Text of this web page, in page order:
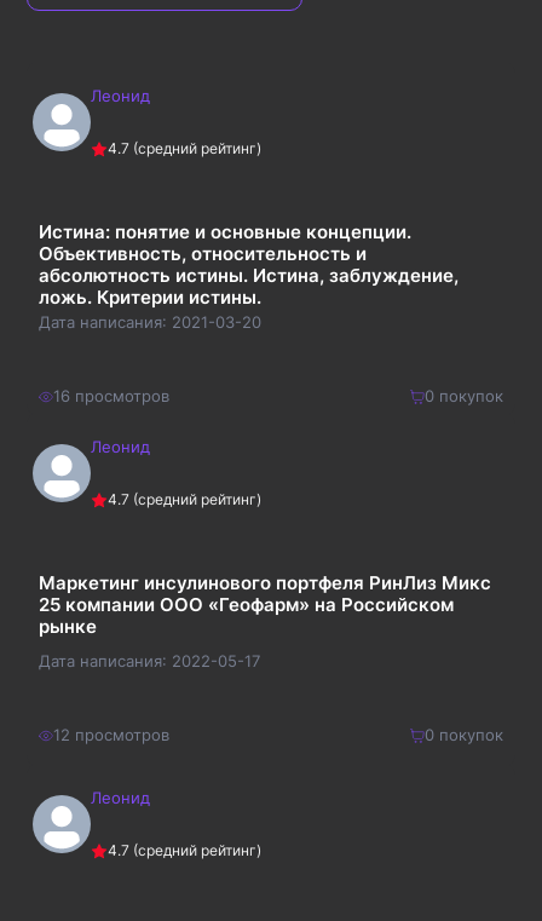
Леонид
4.7 (средний рейтинг)
Истина: понятие и основные концепции.
Объективность, относительность и
абсолютность истины. Истина, заблуждение,
ложь. Критерии истины.
Дата написания: 2021-03-20
16 просмотров 0покупок
250 ₽
Леонид
4.7 (средний рейтинг)
Маркетинг инсулинового портфеля РинЛиз Микс
25 компании ООО «Геофарм» на Российском
рынке
Дата написания: 2022-05-17
12 просмотров 0покупок
450 ₽Леонид
4.7 (средний рейтинг)